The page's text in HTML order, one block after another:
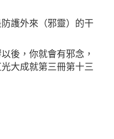
護外來（邪靈）的干
後，你就會有邪念，
大成就第三冊第十三